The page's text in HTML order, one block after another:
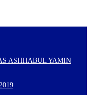
ASHHABUL YAMIN